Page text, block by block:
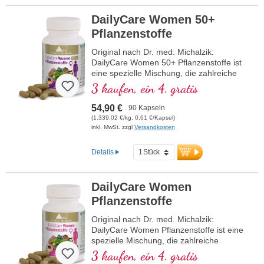
DailyCare Women 50+
Pflanzenstoffe
Original nach Dr. med. Michalzik:
DailyCare Women 50+ Pflanzenstoffe ist
eine spezielle Mischung, die zahlreiche
hochwertige Pflanzenstoffe in hoher
Dosierung enthält. Diese Formel ist auf
die Bedürfnisse von Frauen über 50
abgestimmt und bietet eine effektive
Unterstützung für das allgemeine
mehr Informationen zu DailyCare
3 kaufen, ein 4. gratis
54,90 € 90 Kapseln
(1.339,02 €/kg, 0,61 €/Kapsel)
inkl. MwSt. zzgl Versandkosten
Details
DailyCare Women
Pflanzenstoffe
Original nach Dr. med. Michalzik:
DailyCare Women Pflanzenstoffe ist eine
spezielle Mischung, die zahlreiche
hochwertige Pflanzenstoffe in hoher
Dosierung enthält. Diese Formel ist auf
3 kaufen, ein 4. gratis